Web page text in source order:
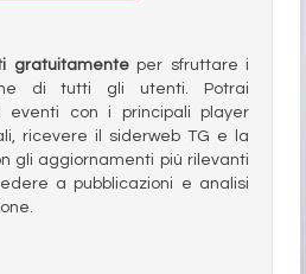
gratuitamenteper sfruttare i
di tutti gli utenti. Potrai
eventi con i principali player
ricevere il siderweb TG e la
gli aggiornamenti più rilevanti
a pubblicazioni e analisi